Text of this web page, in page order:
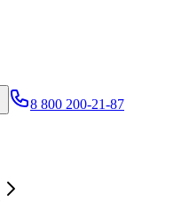
8 800 200-21-87